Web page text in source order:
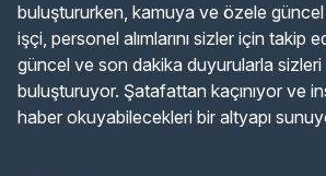
buluştururken, kamuya ve özele güncel
işçi, personel alımlarını sizler için takip
güncel ve son dakika duyurularla sizleri
buluşturuyor. Şatafattan kaçınıyor ve
haber okuyabilecekleri bir altyapı